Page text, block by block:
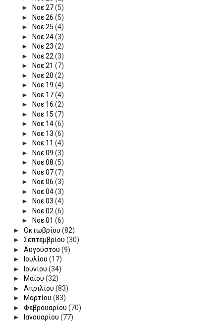
►
Νοε 27(5)
►
Νοε 26 (5)
►
Νοε 25 (4)
►
Νοε 24(3)
►
Νοε 23 (2)
►
Νοε 22 (3)
►
Νοε 21 (7)
►
Νοε 20 (2)
►
Νοε 19 (4)
►
Νοε 17(4)
►
Νοε 16 (2)
►
Νοε 15 (7)
►
Νοε 14(6)
►
Νοε 13 (6)
►
Νοε 11 (4)
►
Νοε 09 (3)
►
Νοε 08 (5)
►
Νοε 07(7)
►
Νοε 06 (3)
►
Νοε 04(3)
►
Νοε 03 (4)
►
Νοε 02 (6)
►
Νοε 01 (6)
► Οκτωβρίου (82)
► Σεπτεμβρίου (30)
► Αυγούστου (9)
►
Ιουλίου (17)
►
Ιουνίου (34)
►
Μαΐου (32)
► Απριλίου (83)
►
Μαρτίου (83)
► Φεβρουαρίου (70)
►
Ιανουαρίου (77)